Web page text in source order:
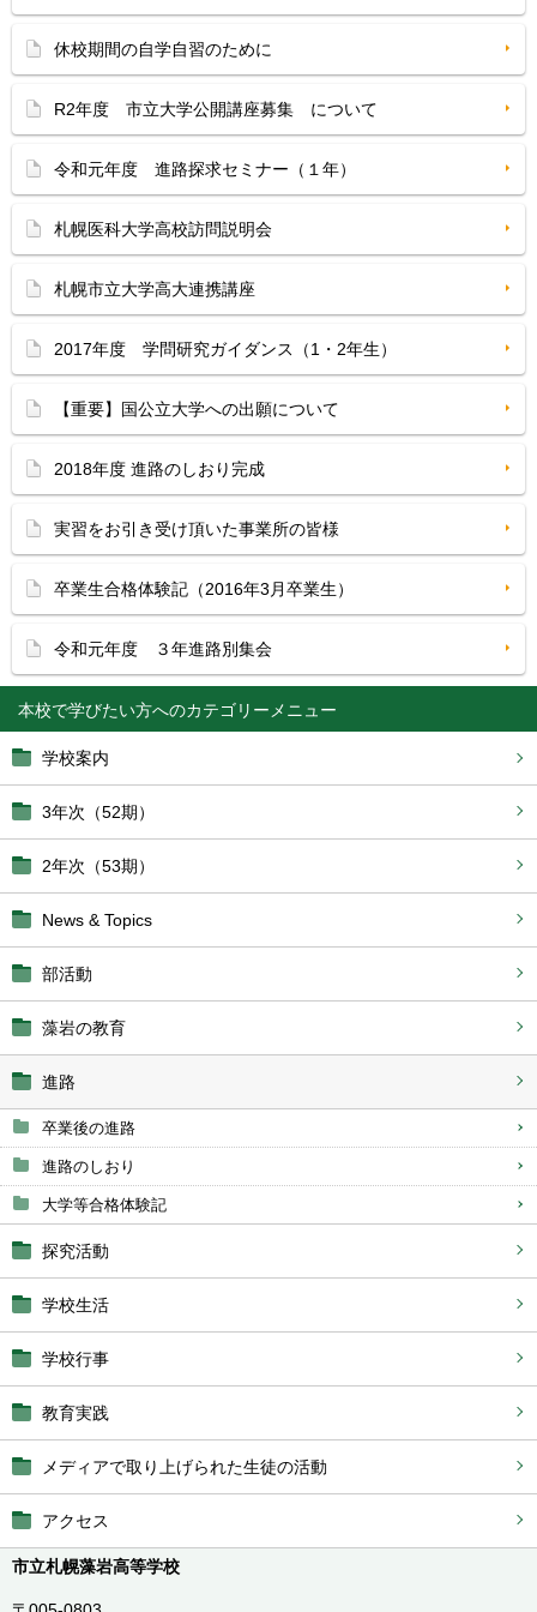
本校で学びたい方へ
学校案内
3年次（52期）
2年次（53期）
News & Topics
部活動
藻岩の教育
進路
卒業後の進路
進路のしおり
大学等合格体験記
探究活動
学校生活
学校行事
教育実践
メディアで取り上げられた生徒の活動
アクセス
市立札幌藻岩高等学校
休校期間の自学自習のために
R2年度 市立大学公開講座募集 について
令和元年度 進路探求セミナー（１年）
札幌医科大学高校訪問説明会
札幌市立大学高大連携講座
2017年度 学問研究ガイダンス（1・2年生）
【重要】国公立大学への出願について
2018年度 進路のしおり完成
実習をお引き受け頂いた事業所の皆様
卒業生合格体験記（2016年3月卒業生）
令和元年度 ３年進路別集会